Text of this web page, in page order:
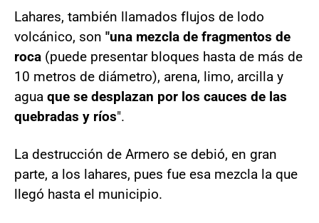
Lahares, también llamados flujos de lodo
volcánico, son "una mezcla de fragmentos de
roca (puede presentar bloques hasta de más de
10 metros de diámetro), arena, limo, arcilla y
agua que se desplazan por los cauces de las
quebradas y ríos".
La destrucción de Armero se debió, en gran
parte, a los lahares, pues fue esa mezcla la que
llegó hasta el municipio.